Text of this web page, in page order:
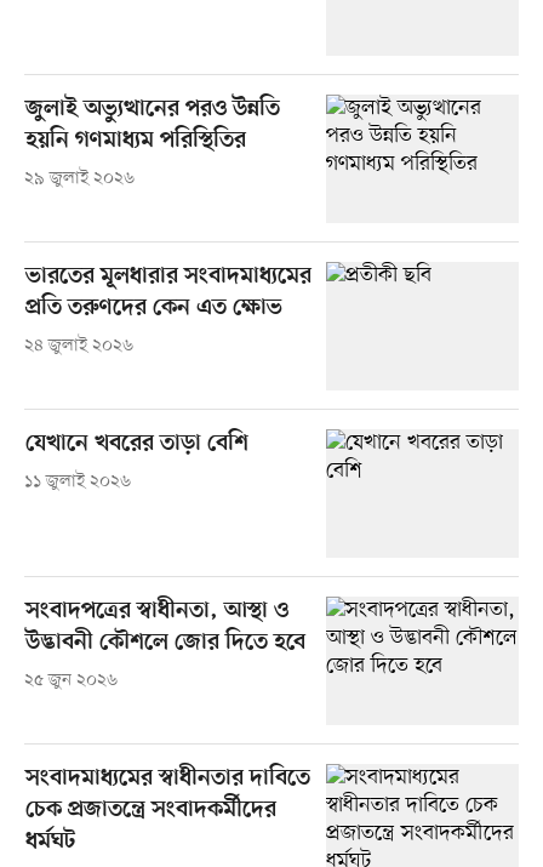
জুলাই অভ্যুত্থানের পরও উন্নতি
হয়নি গণমাধ্যম পরিস্থিতির
২৯ জুলাই ২০২৬
ভারতের মূলধারার সংবাদমাধ্যমের
প্রতি তরুণদের কেন এত ক্ষোভ
২৪ জুলাই ২০২৬
যেখানে খবরের তাড়া বেশি
১১ জুলাই ২০২৬
সংবাদপত্রের স্বাধীনতা, আস্থা ও
উদ্ভাবনী কৌশলে জোর দিতে হবে
২৫ জুন ২০২৬
সংবাদমাধ্যমের স্বাধীনতার দাবিতে
চেক প্রজাতন্ত্রে সংবাদকর্মীদের
ধর্মঘট